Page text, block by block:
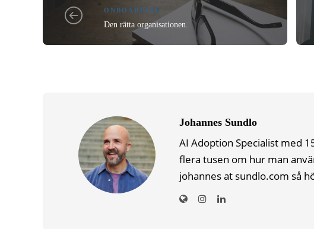
ONBOARDING
Den rätta organisationen.
Johannes Sundlo
AI Adoption Specialist med
flera tusen om hur man
johannes at sundlo.com så